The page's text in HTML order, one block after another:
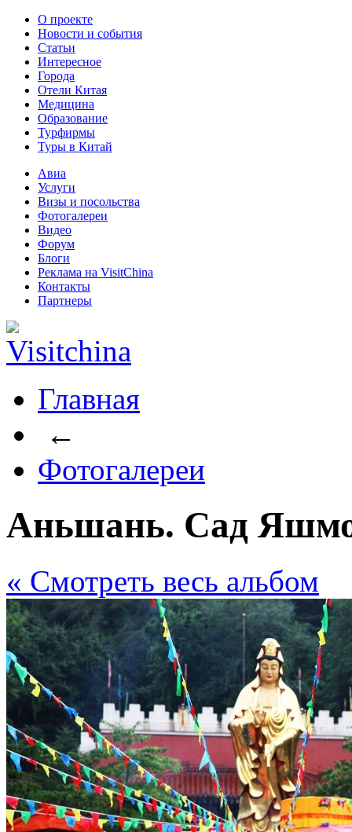
О проекте
Новости и события
Статьи
Интересное
Города
Отели Китая
Медицина
Образование
Турфирмы
Туры в Китай
Авиа
Услуги
Визы и посольства
Фотогалереи
Видео
Форум
Блоги
Реклама на VisitChina
Контакты
Партнеры
Главная
←
Фотогалереи
Аньшань. Сад
« Cмотреть весь альбом